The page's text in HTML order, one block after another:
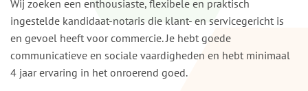
Wij zoeken een enthousiaste, flexibele en praktisch
ingestelde kandidaat-notaris die klant- en servicegericht is
en gevoel heeft voor commercie. Je hebt goede
communicatieve en sociale vaardigheden en hebt minimaal
4 jaar ervaring in het onroerend goed.